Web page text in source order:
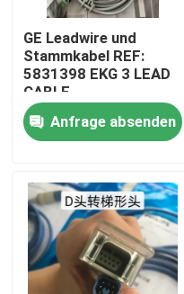
Zu Hause
Videos
Über uns
GE Leadwire und
Stammkabel REF:
5831398 EKG 3 LEAD
CABLE
UNDETACHABLE
GRABBER AHA 4.7M
15FT
Anfrage absenden